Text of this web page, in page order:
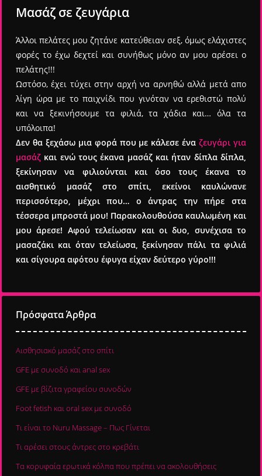
Μασάζ σε ζευγάρια
Άλλοι πελάτες μου ζητάνε κατεύθειαν σεξ, όμως ελάχιστες
φορές το έχω δεχτεί και συνήθως μόνο αν μου αρέσει ο
πελάτης!!!
Ωστόσο, έχει τύχει στην αρχή να αρνηθώ αλλά μετά απο
λίγη ώρα με το παιχνίδι που γινόταν να ερεθιστώ πολύ
και να ξεκινήσουμε τα φιλιά, τα χάδια και… όλα τα
υπόλοιπα!
Δεν θα ξεχάσω μια φορά που με κάλεσε έναζευγάρι για
μασάζ και ενώ τους έκανα μασάζ και ήταν δίπλα δίπλα,
ξεκίνησαν να φιλιούνται και όσο τους έκανα το
αισθητικό μασάζ στο σπίτι, εκείνοι καυλώνανε
περισσότερο, μέχρι που… ο άντρας την πήρε στα
τέσσερα μπροστά μου! Παρακολουθούσα καυλωμένη και
μου άρεσε! Αφού τελείωσαν και οι δυο, συνέχισα το
μασαζάκι και όταν τελείωσα, ξεκίνησαν πάλι τα φιλιά
και σίγουρα αφότου έφυγα είχαν δεύτερο γύρο!!!
Πρόσφατα Άρθρα
Αισθησιακό μασάζ στο σπίτι
GFE με συνοδό και anal sex
GFE με βίζιτα γραφείου συνοδών
Foot fetish και oral sex με συνοδό
Τι είναι το Nuru Massage – Πως Γίνεται
Τι αρέσει στους άντρες στο κρεβάτι
Τα κορυφαία ερωτικά κόλπα που πρέπει να ακολουθήσεις